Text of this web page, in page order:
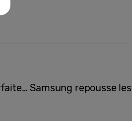
Samsung repousse les